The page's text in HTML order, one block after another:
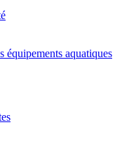
équipements aquatiques